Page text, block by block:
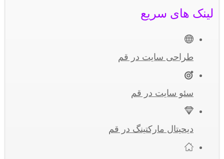
لینک های سریع
طراحی سایت در قم
سئو سایت در قم
دیحیتال مارکتینگ در قم